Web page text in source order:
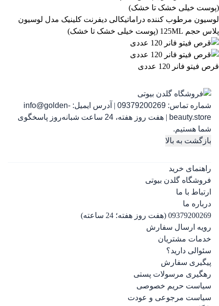
لوسیون مرطوب کننده دراماتیکالی دیفرنت کلینیک مدل لوسیون
پلاس حجم 125ML (پوست خیلی خشک تا خشک)
قرص فیتو فانر 120 عددی
شماره تماس: 09379200269
| آدرس ایمیل: info@golden-
beauty.store
|
هفت روز هفته، 24 ساعت شبانه‌روز پاسخگوی
شما هستیم.
بازگشت به بالا
راهنمای خرید
فروشگاه گلدن بیوتی
ارتباط با ما
درباره ما
09379200269 (هفت روز هفته؛ 24 ساعته)
رویه ارسال سفارش
خدمات مشتریان
سئوالی دارید؟
پیگیری سفارش
رهگیری مرسولات پستی
سیاست حریم خصوصی
سیاست مرجوعی و عودت